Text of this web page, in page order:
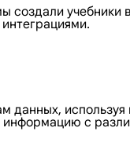
создали учебники
данных, используя
с